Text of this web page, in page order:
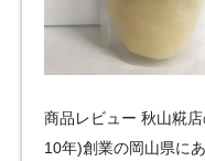
商品レビュー 秋山糀
10年)創業の岡山県に